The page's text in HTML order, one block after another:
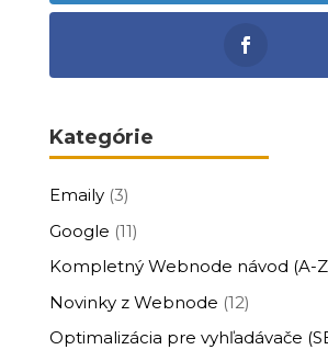
Kategórie
Emaily(3)
Google (11)
Kompletný Webnode návod (A-
Novinky z Webnode (12)
Optimalizácia pre vyhľadávače